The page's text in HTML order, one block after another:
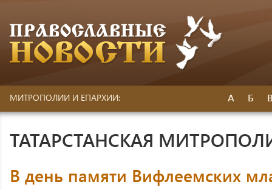
МИТРОПОЛИИ И ЕПАРХИИ: А Б
ТАТАРСТАНСКАЯ
В день памяти Вифлеемских